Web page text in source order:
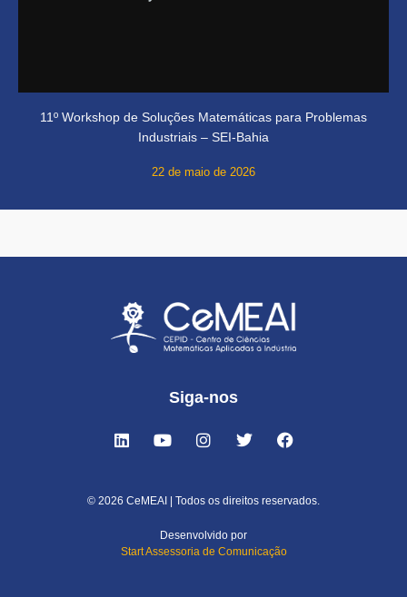
11º Workshop de Soluções Matemáticas para Problemas
Industriais – SEI-Bahia
22 de maio de 2026
Siga-nos
© 2026 CeMEAI | Todos os direitos reservados.
Desenvolvido por
Start Assessoria de Comunicação